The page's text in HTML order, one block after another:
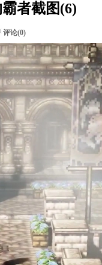
者截图(6)
评论(0)